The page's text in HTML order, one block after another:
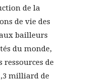
de la
de vie des
bailleurs
du monde,
de
milliard de